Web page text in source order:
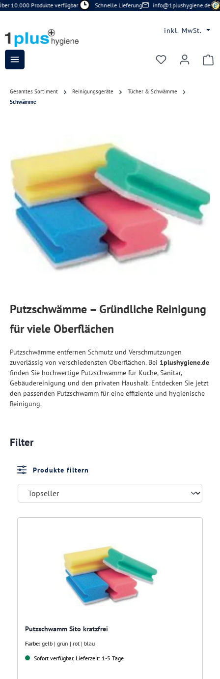
Zum Hauptinhalt springen
10.000 Produkte verfügbar Schnelle Lieferung info@1plushygiene.de
inkl. MwSt.
Du hast 0
Gesamtes Sortiment Reinigungsgeräte
Tücher & Schwämme
Schwämme
Putzschwämme – Gründliche Reinigung
für viele Oberflächen
Putzschwämme entfernen Schmutz und Verschmutzungen
zuverlässig von verschiedensten Oberflächen. Bei 1plushygiene.de
finden Sie hochwertige Putzschwämme für Küche, Sanitär,
Gebäudereinigung und den privaten Haushalt. Entdecken Sie jetzt
den passenden Putzschwamm für eine effiziente und hygienische
Reinigung.
Filter
Produkte filtern
Putzschwamm Sito kratzfrei
Farbe: gelb | grün | rot | blau
Sofort verfügbar, Lieferzeit: 1-5 Tage